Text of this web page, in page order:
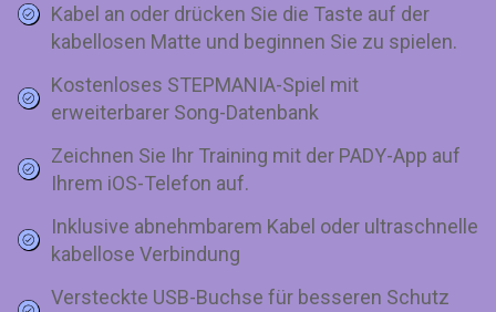
Kabel an oder drücken Sie die Taste auf der
kabellosen Matte und beginnen Sie zu spielen.
Kostenloses STEPMANIA-Spiel mit
erweiterbarer Song-Datenbank
Zeichnen Sie Ihr Training mit der PADY-App auf
Ihrem iOS-Telefon auf.
Inklusive abnehmbarem Kabel oder ultraschnelle
kabellose Verbindung
Versteckte USB-Buchse für besseren Schutz